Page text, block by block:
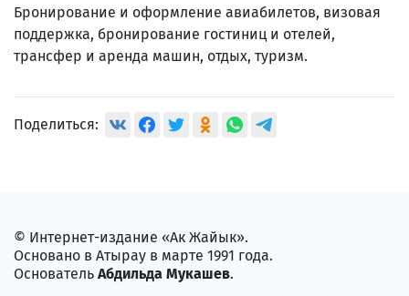
Бронирование и оформление авиабилетов, визовая
поддержка, бронирование гостиниц и отелей,
трансфер и аренда машин, отдых, туризм.
Поделиться:
© Интернет-издание «Ак Жайык».
Основано в Атырау в марте 1991 года.
Основатель Абдильда Мукашев.